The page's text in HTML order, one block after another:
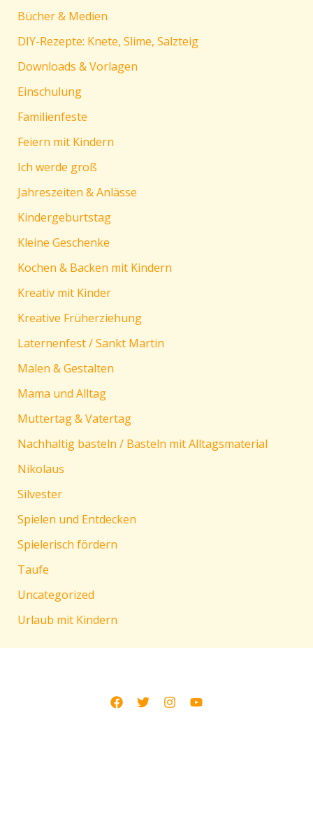
Bücher & Medien
DIY-Rezepte: Knete, Slime, Salzteig
Downloads & Vorlagen
Einschulung
Familienfeste
Feiern mit Kindern
Ich werde groß
Jahreszeiten & Anlässe
Kindergeburtstag
Kleine Geschenke
Kochen & Backen mit Kindern
Kreativ mit Kinder
Kreative Früherziehung
Laternenfest / Sankt Martin
Malen & Gestalten
Mama und Alltag
Muttertag & Vatertag
Nachhaltig basteln / Basteln mit Alltagsmaterial
Nikolaus
Silvester
Spielen und Entdecken
Spielerisch fördern
Taufe
Uncategorized
Urlaub mit Kindern